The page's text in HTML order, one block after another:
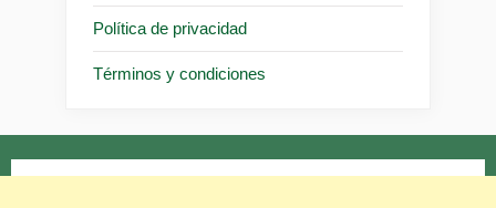
Política de privacidad
Términos y condiciones